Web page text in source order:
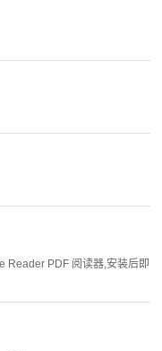
Reader PDF 阅读器,安装后即